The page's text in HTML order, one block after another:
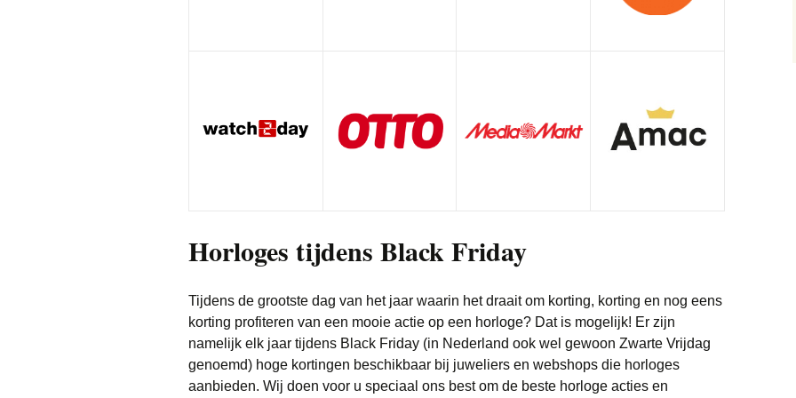
Monitor deals
Xbox deals
Tablets deals
Telefoon deals
Televisie deals
Brillen & zonnebrillen
deals
Lampen deals
Meubels deals
Bladblazer
Vloerkleden deals
Horloges tijdens Black Friday
Tijdens de grootste dag van het jaar waarin het draait om korting, korting en nog eens
korting profiteren van een mooie actie op een horloge? Dat is mogelijk! Er zijn
namelijk elk jaar tijdens Black Friday (in Nederland ook wel gewoon Zwarte Vrijdag
genoemd) hoge kortingen beschikbaar bij juweliers en webshops die horloges
aanbieden. Wij doen voor u speciaal ons best om de beste horloge acties en